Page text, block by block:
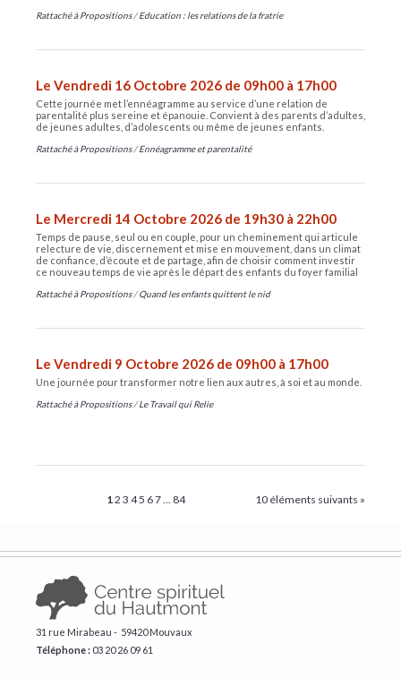
Rattaché à Propositions /Education : les relations de la fratrie
Le Vendredi 16 Octobre 2026 de 09h00 à 17h00
Cette journée met l’ennéagramme au service d’une relation de
parentalité plus sereine et épanouie. Convient à des parents d’adultes,
de jeunes adultes, d’adolescents ou même de jeunes enfants.
Rattaché à Propositions /Ennéagramme et parentalité
Le Mercredi 14 Octobre 2026 de 19h30 à 22h00
Temps de pause, seul ou en couple, pour un cheminement qui articule
relecture de vie, discernement et mise en mouvement, dans un climat
de confiance, d’écoute et de partage, afin de choisir comment investir
ce nouveau temps de vie après le départ des enfants du foyer familial
Rattaché à Propositions /Quand les enfants quittent le nid
Le Vendredi 9 Octobre 2026 de 09h00 à 17h00
Une journée pour transformer notre lien aux autres, à soi et au monde.
Rattaché à Propositions /Le Travail qui Relie
10 éléments suivants »
12 3 45 67... 84
31 rue Mirabeau - 59420 Mouvaux
Téléphone : ​03 20 26 09 61